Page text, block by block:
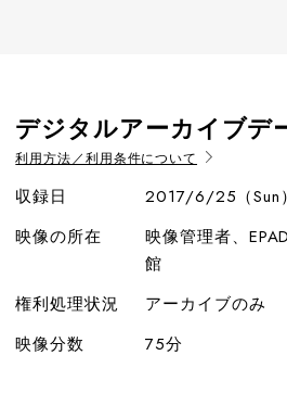
デジタルアーカイブデ
利用方法／利用条件について
収録日
2017/6/25（Sun）
映像の所在
映像管理者、
館
権利処理状況
アーカイブのみ
映像分数
75分